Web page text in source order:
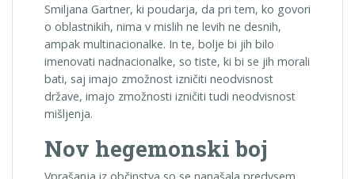
Smiljana Gartner, ki poudarja, da pri tem, ko govori
o oblastnikih, nima v mislih ne levih ne desnih,
ampak multinacionalke. In te, bolje bi jih bilo
imenovati nadnacionalke, so tiste, ki bi se jih morali
bati, saj imajo zmožnost izničiti neodvisnost
države, imajo zmožnosti izničiti tudi neodvisnost
mišljenja.
Nov hegemonski boj